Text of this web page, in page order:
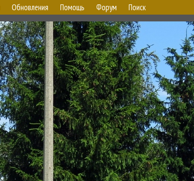
Обновления Помощь Форум Поиск